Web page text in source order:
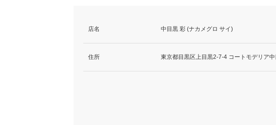
店名 中目黒 彩 (ナカメグロ サイ)
住所 東京都目黒区上目黒2-7-4 コートモデリア